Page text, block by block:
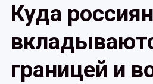
Куда
границей и